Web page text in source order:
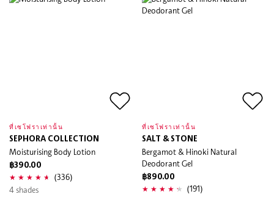
ที่เซโฟราเท่านั้น
SEPHORA COLLECTION
Moisturising Body Lotion
฿390.00
(336)
4 shades
ที่เซโฟราเท่านั้น
SALT & STONE
Bergamot & Hinoki Natural
Deodorant Gel
฿890.00
(191)